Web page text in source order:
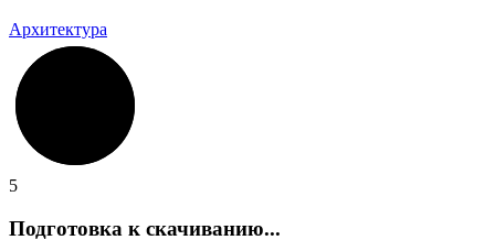
Архитектура
5
Подготовка к скачиванию...